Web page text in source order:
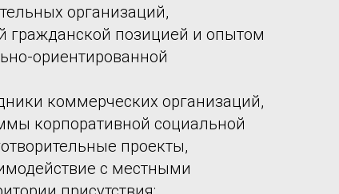
организаций,
гражданской позицией и опытом
ориентированной
коммерческих организаций,
корпоративной социальной
проекты,
с местными